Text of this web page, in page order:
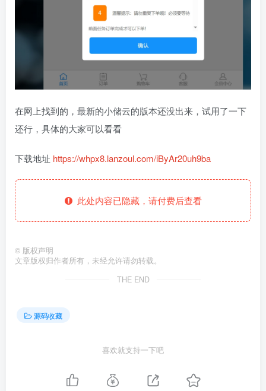
在网上找到的，最新的小储云的版本还没出来，试用了一下
还行，具体的大家可以看看
下载地址 https://whpx8.lanzoul.com/iByAr20uh9ba
此处内容已隐藏，请付费后查看
© 版权声明
文章版权归作者所有，未经允许请勿转载。
THE END
源码收藏
喜欢就支持一下吧